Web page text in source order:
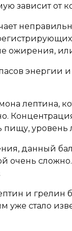
зависит от
ожирения,
энергии
лептина,
уровень
данный
сложно.
и грелин
уже стало